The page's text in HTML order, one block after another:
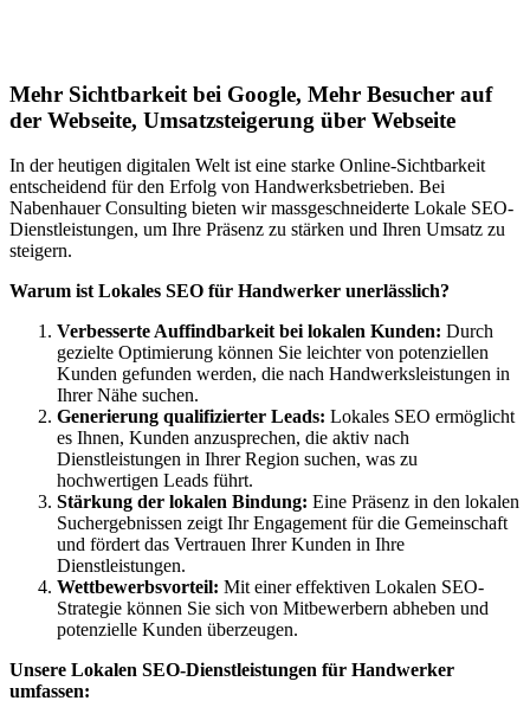
Mehr Sichtbarkeit bei Google, Mehr Besucher auf
der Webseite, Umsatzsteigerung über Webseite
In der heutigen digitalen Welt ist eine starke Online-Sichtbarkeit
entscheidend für den Erfolg von Handwerksbetrieben. Bei
Nabenhauer Consulting bieten wir massgeschneiderte Lokale SEO-
Dienstleistungen, um Ihre Präsenz zu stärken und Ihren Umsatz zu
steigern.
Warum ist Lokales SEO für Handwerker unerlässlich?
Verbesserte Auffindbarkeit bei lokalen Kunden: Durch
gezielte Optimierung können Sie leichter von potenziellen
Kunden gefunden werden, die nach Handwerksleistungen in
Ihrer Nähe suchen.
Generierung qualifizierter Leads: Lokales SEO ermöglicht
es Ihnen, Kunden anzusprechen, die aktiv nach
Dienstleistungen in Ihrer Region suchen, was zu
hochwertigen Leads führt.
Stärkung der lokalen Bindung: Eine Präsenz in den lokalen
Suchergebnissen zeigt Ihr Engagement für die Gemeinschaft
und fördert das Vertrauen Ihrer Kunden in Ihre
Dienstleistungen.
Wettbewerbsvorteil: Mit einer effektiven Lokalen SEO-
Strategie können Sie sich von Mitbewerbern abheben und
potenzielle Kunden überzeugen.
Unsere Lokalen SEO-Dienstleistungen für Handwerker
umfassen: